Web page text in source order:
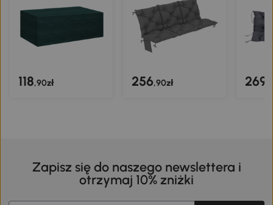
118,90zł 256,90zł 269
Zapisz się do naszego newslettera i
otrzymaj 10% zniżki